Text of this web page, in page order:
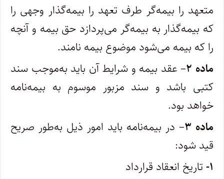
‌متعهد را بیمه‌گر طرف تعهد را بیمه‌گذار وجهی را
که بیمه‌گذار به بیمه‌گر می‌پردازد حق بیمه و آنچه
را که بیمه می‌شود موضوع بیمه نامند.
ماده ۲ – عقد بیمه و شرایط آن باید به‌موجب سند
کتبی باشد و سند مزبور موسوم به بیمه‌نامه
خواهد بود.
ماده ۳
– در بیمه‌نامه باید امور ذیل به‌طور صریح
قید شود:
۱- تاریخ انعقاد قرارداد